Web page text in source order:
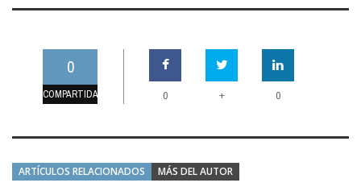
0
COMPARTIDAS 0 + 0
ARTÍCULOS RELACIONADOS MÁS DEL AUTOR